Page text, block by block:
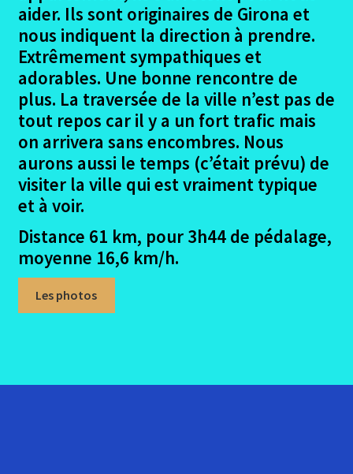
aider. Ils sont originaires de Girona et
nous indiquent la direction à prendre.
Extrêmement sympathiques et
adorables. Une bonne rencontre de
plus. La traversée de la ville n’est pas de
tout repos car il y a un fort trafic mais
on arrivera sans encombres. Nous
aurons aussi le temps (c’était prévu) de
visiter la ville qui est vraiment typique
et à voir.
Distance 61 km, pour 3h44 de pédalage,
moyenne 16,6 km/h.
Les photos